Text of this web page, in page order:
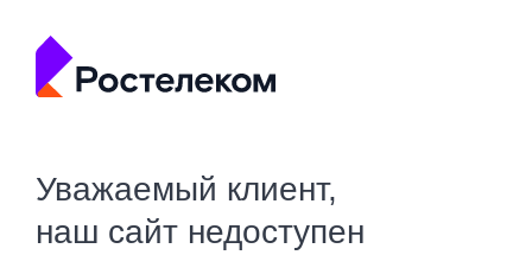
Уважаемый клиент,
наш сайт недоступен